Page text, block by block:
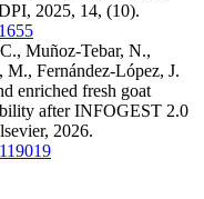
2025, 14, (10).
Muñoz-Tebar, N.,
Fernández-López, J.
enriched fresh goat
after INFOGEST 2.0
2026.